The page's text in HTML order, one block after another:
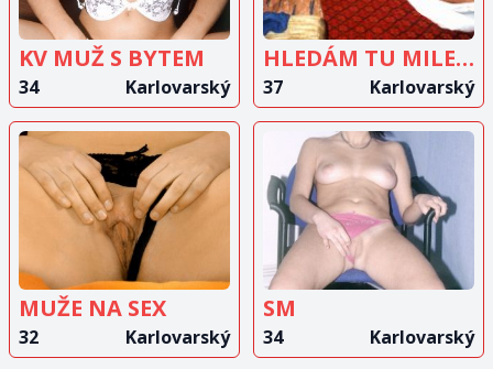
KV MUŽ S BYTEM
34 Karlovarský
HLEDÁM TU MILENKU DO 50 LET
37 Karlovarský
ZOBRAZIT
INZERÁT
MUŽE NA SEX
32 Karlovarský
ZOBRAZIT
INZERÁT
SM
34 Karlovarský